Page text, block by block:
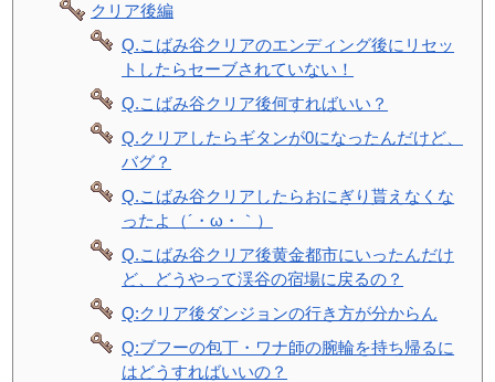
クリア後編
Q.こばみ谷クリアのエンディング後にリセッ
トしたらセーブされていない！
Q.こばみ谷クリア後何すればいい？
Q.クリアしたらギタンが0になったんだけど、
バグ？
Q.こばみ谷クリアしたらおにぎり貰えなくな
ったよ（´・ω・｀）
Q.こばみ谷クリア後黄金都市にいったんだけ
ど、どうやって渓谷の宿場に戻るの？
Q:クリア後ダンジョンの行き方が分からん
Q:ブフーの包丁・ワナ師の腕輪を持ち帰るに
はどうすればいいの？